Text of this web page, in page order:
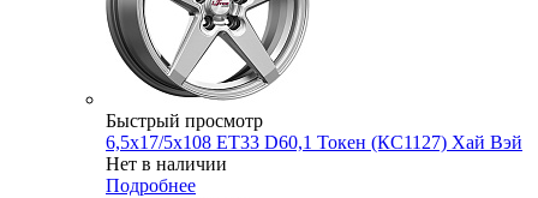
Быстрый просмотр
6,5x17/5x108 ET33 D60,1 Токен (КС1127) Хай Вэй
Нет в наличии
Подробнее